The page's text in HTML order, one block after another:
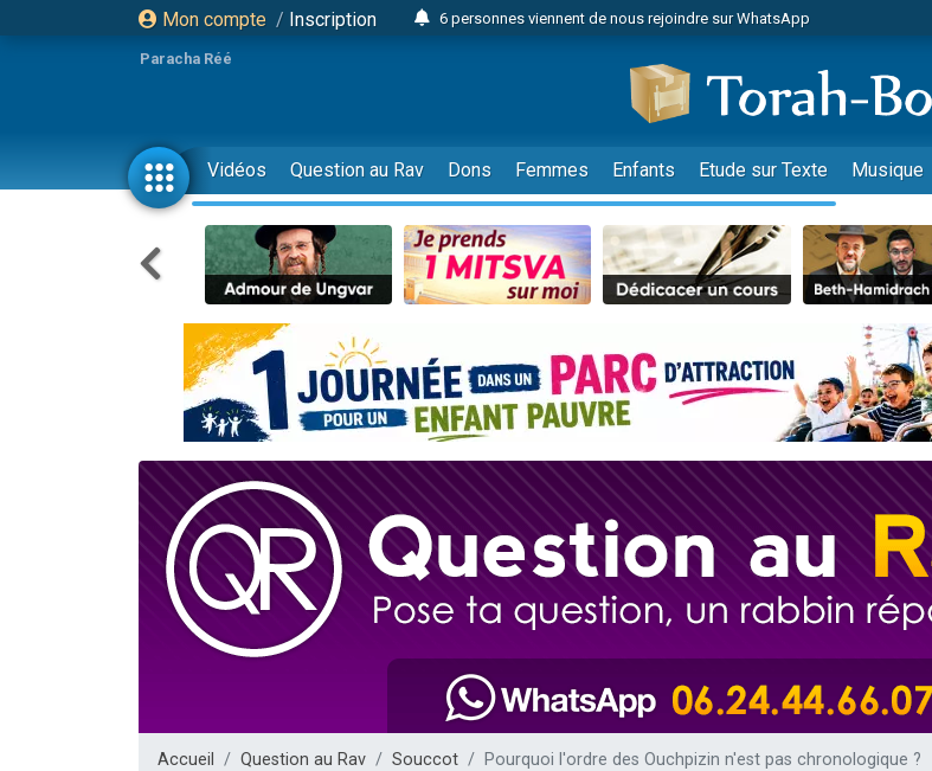
Mon compte / Inscription
6 personnes viennent de nous rejoindre sur WhatsApp
2 personnes viennent de faire un don pour 1 Journée de Vacances
17 personnes viennent de demander une bénédiction
4 personnes viennent de nous rejoindre sur WhatsApp
Il reste 49 places pour étudier en groupe sur Zoom
23 personnes viennent de faire un don pour Diane, 80 ans, dans un
Eva vient de donner son Maasser
4 personnes viennent de nous rejoindre sur WhatsApp
3 personnes viennent de faire un don pour 5 jours de vacances aux
Odaya vient de donner son Maasser
13 personnes viennent de demander une bénédiction
2 personnes viennent de nous rejoindre sur WhatsApp
30 personnes viennent de faire un don pour Sauvez la jambe de
Il reste 49 places pour étudier en groupe sur Zoom
3 personnes viennent de nous rejoindre sur WhatsApp
2 personnes viennent de nous rejoindre sur WhatsApp
2 personnes viennent de nous rejoindre sur WhatsApp
Paracha Réé
Vidéos Question au Rav Dons Femmes Enfants Etude sur Texte Musique
Accueil Question au Rav Souccot Pourquoi l'ordre des Ouchpizin n'est pas chronologique ?